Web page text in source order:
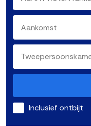
Inclusief ontbijt